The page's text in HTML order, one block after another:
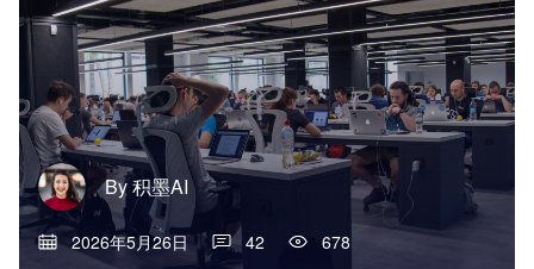
By积墨AI
2026年5月26日 42 678